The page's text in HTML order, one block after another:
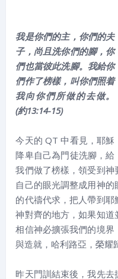
我是你們的主，你們的夫
子，尚且洗你們的腳，你
們也當彼此洗腳。我給你
們作了榜樣，叫你們照着
我向你們所做的去做。
(約13:14-15)
今天的 QT 中看見，耶穌
降卑自己為門徒洗腳，給
我們做了榜樣，領受到
自己的眼光調整成用神
的代禱代求，把人帶到
神對齊的地方，如果知道
相信神必擴張我們的境
與造就，哈利路亞，榮耀
昨天門訓結束後，我先去